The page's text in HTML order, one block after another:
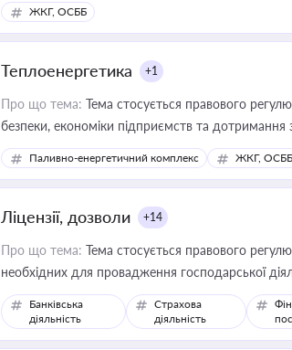
ЖКГ, ОСББ
Теплоенергетика +1
Про що тема: Тема стосується правового
безпеки, економіки підприємств та
Паливно-енергетичний комплекс ЖКГ, ОСББ
Ліцензії, дозволи +14
Про що тема: Тема стосується правового
необхідних для провадження господарської
Банківська
діяльність
Страхова
діяльність